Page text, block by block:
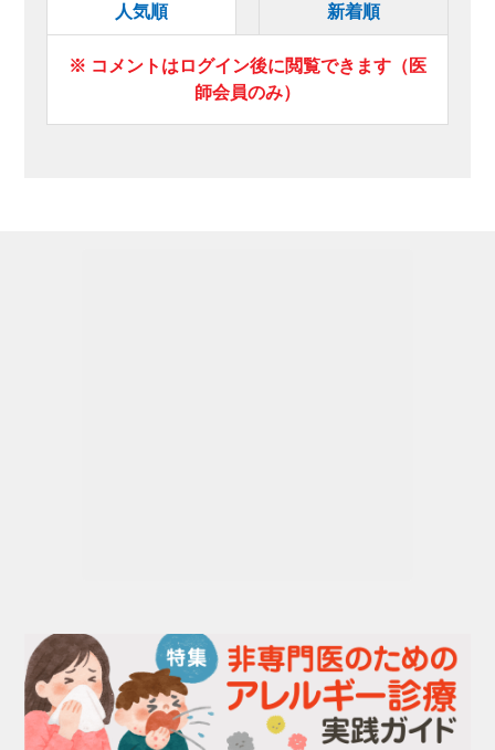
人気順 新着順
※ コメントはログイン後に閲覧できます（医
師会員のみ）